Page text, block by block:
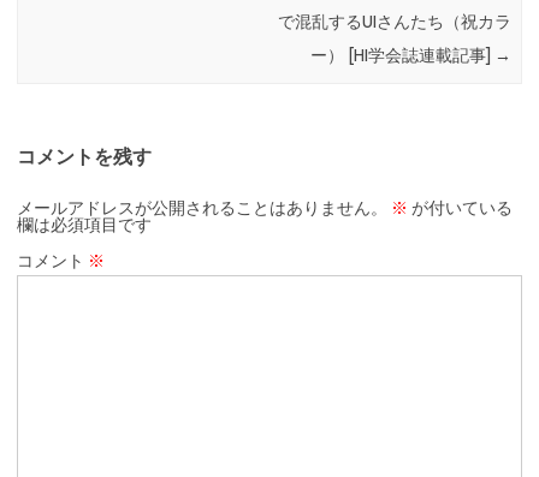
で混乱するUIさんたち（祝カラ
ー） [HI学会誌連載記事] →
コメントを残す
メールアドレスが公開されることはありません。 ※ が付いている
欄は必須項目です
コメント ※